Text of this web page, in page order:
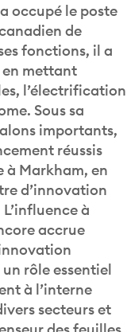
occupé le poste
de
fonctions, il a
en mettant
l’électrification
Sous sa
importants,
réussis
à Markham, en
d’innovation
à
accrue
rôle essentiel
à l’interne
secteurs et